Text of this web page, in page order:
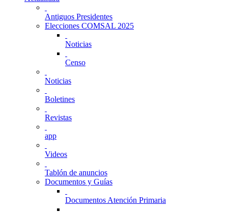
Antiguos Presidentes
Elecciones COMSAL 2025
Noticias
Censo
Noticias
Boletines
Revistas
app
Videos
Tablón de anuncios
Documentos y Guías
Documentos Atención Primaria